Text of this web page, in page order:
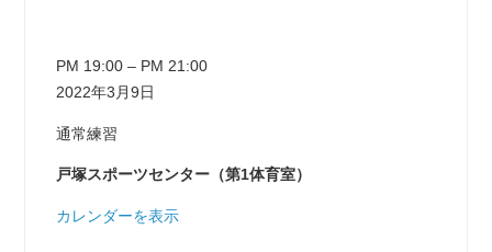
東戸塚シーガルス
PM 19:00 – PM 21:00
2022年3月9日
通常練習
戸塚スポーツセンター（第1体育室）
カレンダーを表示